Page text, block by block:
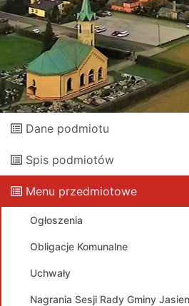
Dane podmiotu
Spis podmiotów
Menu przedmiotowe
Ogłoszenia
Obligacje Komunalne
Uchwały
Nagrania Sesji Rady Gminy